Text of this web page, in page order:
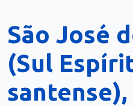
São José
(Sul